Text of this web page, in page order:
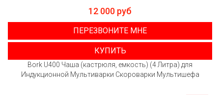
12 000 руб
ПЕРЕЗВОНИТЕ МНЕ
КУПИТЬ
Bork U400 Чаша (кастрюля, емкость) (4 Литра) для
Индукционной Мультиварки Скороварки Мультишефа